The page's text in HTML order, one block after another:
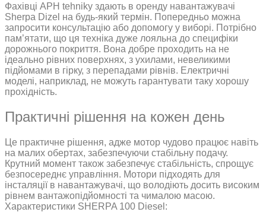
Фахівці APH tehnikу здають в оренду навантажувачі
Sherpa Dizel на будь-який термін. Попередньо можна
запросити консультацію або допомогу у виборі. Потрібно
пам’ятати, що ця техніка дуже лояльна до специфіки
дорожнього покриття. Вона добре проходить на не
ідеально рівних поверхнях, з ухилами, невеликими
підйомами в гірку, з перепадами рівнів. Електричні
моделі, наприклад, не можуть гарантувати таку хорошу
прохідність.
Практичні рішення на кожен день
Це практичне рішення, адже мотор чудово працює навіть
на малих обертах, забезпечуючи стабільну подачу.
Крутний момент також забезпечує стабільність, спрощує
безпосереднє управління. Мотори підходять для
інсталяції в навантажувачі, що володіють досить високим
рівнем вантажопідйомності та чималою масою.
Характеристики SHERPA 100 Diesel: